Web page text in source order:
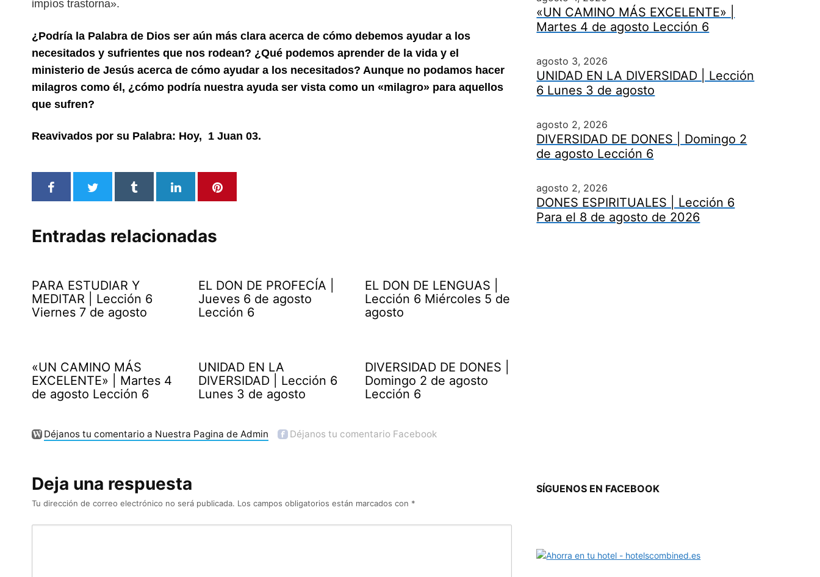
impíos trastorna».
¿Podría la Palabra de Dios ser aún más clara acerca de cómo debemos ayudar a los
necesitados y sufrientes que nos rodean? ¿Qué podemos aprender de la vida y el
ministerio de Jesús acerca de cómo ayudar a los necesitados? Aunque no podamos hacer
milagros como él, ¿cómo podría nuestra ayuda ser vista como un «milagro» para aquellos
que sufren?
Reavivados por su Palabra: Hoy, 1 Juan 03.
Entradas relacionadas
PARA ESTUDIAR Y
MEDITAR | Lección 6
Viernes 7 de agosto
EL DON DE PROFECÍA |
Jueves 6 de agosto
Lección 6
EL DON DE LENGUAS |
Lección 6 Miércoles 5 de
agosto
«UN CAMINO MÁS
EXCELENTE» | Martes 4
de agosto Lección 6
UNIDAD EN LA
DIVERSIDAD | Lección 6
Lunes 3 de agosto
DIVERSIDAD DE DONES |
Domingo 2 de agosto
Lección 6
Déjanos tu comentario a Nuestra Pagina de Admin Déjanos tu comentario Facebook
Deja una respuesta
Tu dirección de correo electrónico no será publicada. Los campos obligatorios están marcados con *
«UN CAMINO MÁS EXCELENTE» |
Martes 4 de agosto Lección 6
agosto 3, 2026
UNIDAD EN LA DIVERSIDAD | Lección
6 Lunes 3 de agosto
agosto 2, 2026
DIVERSIDAD DE DONES | Domingo 2
de agosto Lección 6
agosto 2, 2026
DONES ESPIRITUALES | Lección 6
Para el 8 de agosto de 2026
SÍGUENOS EN FACEBOOK